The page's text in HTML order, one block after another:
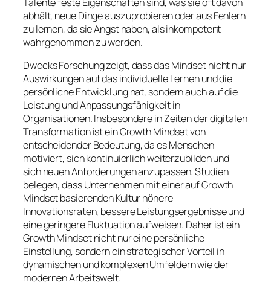
abhält, neue Dinge auszuprobieren oder aus Fehlern
zu lernen, da sie Angst haben, als inkompetent
wahrgenommen zu werden.
Dwecks Forschung zeigt, dass das Mindset nicht nur
Auswirkungen auf das individuelle Lernen und die
persönliche Entwicklung hat, sondern auch auf die
Leistung und Anpassungsfähigkeit in
Organisationen. Insbesondere in Zeiten der digitalen
Transformation ist ein Growth Mindset von
entscheidender Bedeutung, da es Menschen
motiviert, sich kontinuierlich weiterzubilden und
sich neuen Anforderungen anzupassen. Studien
belegen, dass Unternehmen mit einer auf Growth
Mindset basierenden Kultur höhere
Innovationsraten, bessere Leistungsergebnisse und
eine geringere Fluktuation aufweisen. Daher ist ein
Growth Mindset nicht nur eine persönliche
Einstellung, sondern ein strategischer Vorteil in
dynamischen und komplexen Umfeldern wie der
modernen Arbeitswelt.